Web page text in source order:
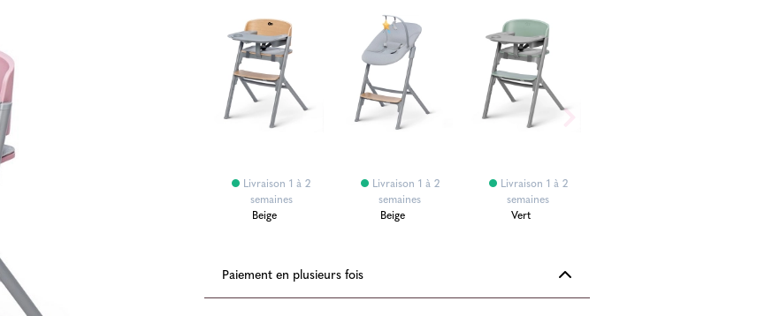
Livraison 1 à 2
semaines
Beige
Livraison 1 à 2
semaines
Beige
Livraison 1 à 2
semaines
Vert
Paiement en plusieurs fois